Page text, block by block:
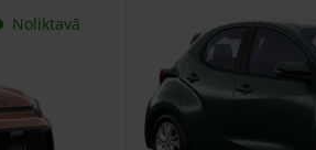
Noliktavā